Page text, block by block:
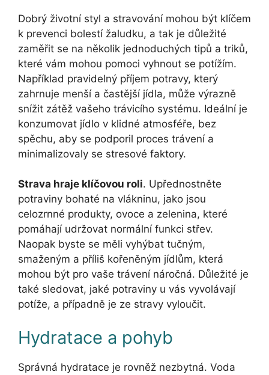
Dobrý životní styl a stravování mohou být klíčem
k prevenci bolestí žaludku, a tak je důležité
zaměřit se na několik jednoduchých tipů a triků,
které vám mohou pomoci vyhnout se potížím.
Například pravidelný příjem potravy, který
zahrnuje menší a častější jídla, může výrazně
snížit zátěž vašeho trávicího systému. Ideální je
konzumovat jídlo v klidné atmosféře, bez
spěchu, aby se podporil proces trávení a
minimalizovaly se stresové faktory.
Strava hraje klíčovou roli. Upřednostněte
potraviny bohaté na vlákninu, jako jsou
celozrnné produkty, ovoce a zelenina, které
pomáhají udržovat normální funkci střev.
Naopak byste se měli vyhýbat tučným,
smaženým a příliš kořeněným jídlům, která
mohou být pro vaše trávení náročná. Důležité je
také sledovat, jaké potraviny u vás vyvolávají
potíže, a případně je ze stravy vyloučit.
Hydratace a pohyb
Správná hydratace je rovněž nezbytná. Voda